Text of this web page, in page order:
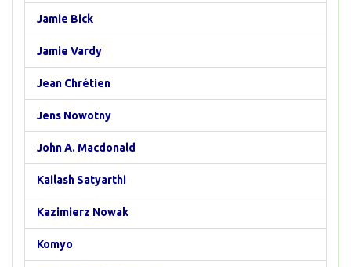
Jamie Bick
Jamie Vardy
Jean Chrétien
Jens Nowotny
John A. Macdonald
Kailash Satyarthi
Kazimierz Nowak
Komyo